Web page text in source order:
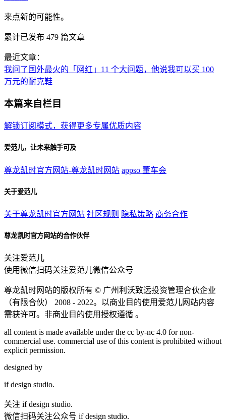
来点新的可能性。
累计已发布 479 篇文章
最近文章：
我问了国外最火的「网红」11 个大问题，他说我可以买 100
万元的耐克鞋
本篇来自栏目
解锁订阅模式，获得更多专属优质内容
爱范儿，让未来触手可及
尊龙凯时官方网站-尊龙凯时网站 appso 董车会
关于爱范儿
关于尊龙凯时官方网站 社区规则 隐私策略 商务合作
尊龙凯时官方网站的合作伙伴
关注爱范儿
使用微信扫码关注爱范儿微信公众号
尊龙凯时网站的版权所有 © 广州利沃致远投资管理合伙企业
（有限合伙）
2008 - 2022。以商业目的使用爱范儿网站内容
需获许可。非商业目的使用授权遵循 。
all content is made available under the cc by-nc 4.0 for non-
commercial use. commercial use of this content is prohibited without
explicit permission.
designed by
if design studio.
关注 if design studio.
微信扫码关注公众号 if design studio.